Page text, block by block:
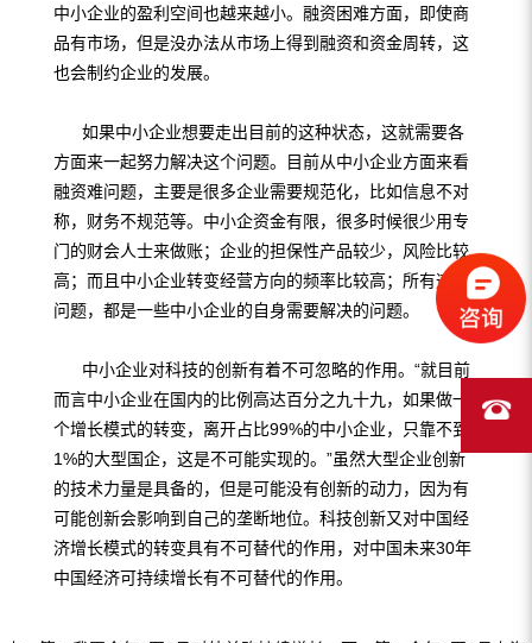
中小企业的盈利空间也越来越小。融资困难方面，即使商
品有市场，但是没办法从市场上得到融资和资金周转，这
也会制约企业的发展。
如果中小企业想要走出目前的这种状态，这就需要各
方面来一起努力解决这个问题。目前从中小企业方面来看
融资难问题，主要是很多企业需要规范化，比如信息不对
称，财务不规范等。中小企资金有限，很多时候很少用专
门的财会人士来做账；企业的担保性产品较少，风险比较
高；而且中小企业转变经营方向的频率比较高；所有这些
问题，都是一些中小企业的自身需要解决的问题。
中小企业对科技的创新有着不可忽略的作用。“就目前
而言中小企业在国内的比例高达百分之九十九，如果做一
个增长模式的转变，离开占比99%的中小企业，只靠不到
1%的大型国企，这是不可能实现的。”虽然大型企业创新
的技术力量是具备的，但是可能没有创新的动力，因为有
可能创新会影响到自己的垄断地位。科技创新又对中国经
济增长模式的转变具有不可替代的作用，对中国未来30年
中国经济可持续增长有不可替代的作用。